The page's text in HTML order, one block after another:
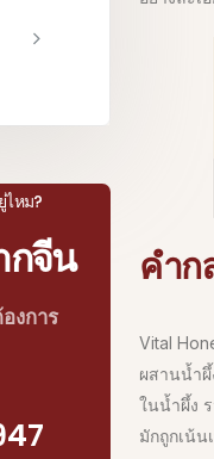
คำก
Vital
ผสานน้ำ
ในน้ำผึ้ง
มักถูกเน้น
หม?
กจีน
งการ